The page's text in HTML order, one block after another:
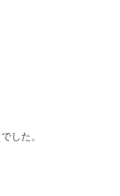
した。